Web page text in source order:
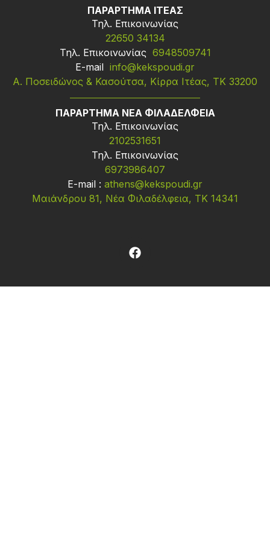
ΠΑΡΑΡΤΗΜΑ ΙΤΕΑΣ
Τηλ. Επικοινωνίας
22650 34134
Τηλ. Επικοινωνίας 6948509741
Ε-mail info@kekspoudi.gr
Α. Ποσειδώνος & Κασούτσα, Κίρρα Ιτέας, ΤΚ 33200
ΠΑΡΑΡΤΗΜΑ ΝΕΑ ΦΙΛΑΔΕΛΦΕΙΑ
Τηλ. Επικοινωνίας
2102531651
Τηλ. Επικοινωνίας
6973986407
Ε-mail : athens@kekspoudi.gr
Μαιάνδρου 81, Νέα Φιλαδέλφεια, ΤΚ 14341